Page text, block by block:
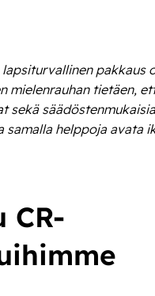
pakkaus
mielenrauhan tietäen,
sekä
samalla helppoja avata
CR-